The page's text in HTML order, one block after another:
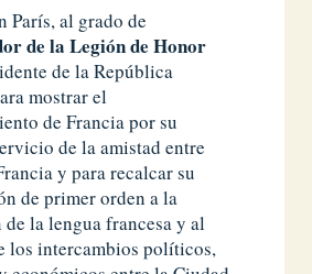
París, al grado de
de la Legión de Honor
de la República
mostrar el
de Francia por su
de la amistad entre
y para recalcar su
de primer orden a la
la lengua francesa y al
los intercambios políticos,